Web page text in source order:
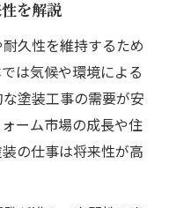
なるための準備
る基礎技術と習得
験談と実践アドバ
装への転職が有利
の現実的な相場
を解説
久性を維持するため
は気候や環境による
塗装工事の需要が安
ーム市場の成長や住
の仕事は将来性が高